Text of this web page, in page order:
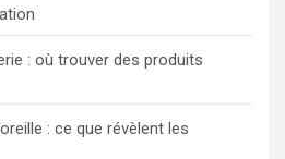
: où trouver des produits
: ce que révèlent les